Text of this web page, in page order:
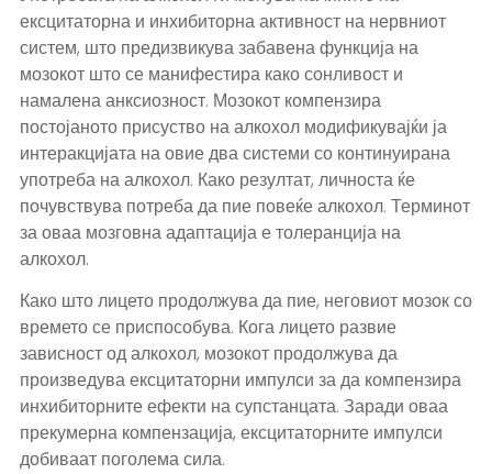
ексцитаторна и инхибиторна активност на нервниот
систем, што предизвикува забавена функција на
мозокот што се манифестира како сонливост и
намалена анксиозност. Мозокот компензира
постојаното присуство на алкохол модификувајќи ја
интеракцијата на овие два системи со континуирана
употреба на алкохол. Како резултат, личноста ќе
почувствува потреба да пие повеќе алкохол. Терминот
за оваа мозговна адаптација е толеранција на
алкохол.
Како што лицето продолжува да пие, неговиот мозок со
времето се приспособува. Кога лицето развие
зависност од алкохол, мозокот продолжува да
произведува ексцитаторни импулси за да компензира
инхибиторните ефекти на супстанцата. Заради оваа
прекумерна компензација, ексцитаторните импулси
добиваат поголема сила.